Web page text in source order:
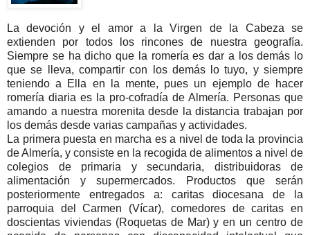
La devoción y el amor a la Virgen de la Cabeza se
extienden por todos los rincones de nuestra geografía.
Siempre se ha dicho que la romería es dar a los demás lo
que se lleva, compartir con los demás lo tuyo, y siempre
teniendo a Ella en la mente, pues un ejemplo de hacer
romería diaria es la pro-cofradía de Almería. Personas que
amando a nuestra morenita desde la distancia trabajan por
los demás desde varias campañas y actividades.
La primera puesta en marcha es a nivel de toda la provincia
de Almería, y consiste en la recogida de alimentos a nivel de
colegios de primaria y secundaria, distribuidoras de
alimentación y supermercados. Productos que serán
posteriormente entregados a: caritas diocesana de la
parroquia del Carmen (Vícar), comedores de caritas en
doscientas viviendas (Roquetas de Mar) y en un centro de